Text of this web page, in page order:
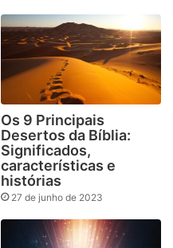
Os 9 Principais
Desertos da Bíblia:
Significados,
características e
histórias
27 de junho de 2023